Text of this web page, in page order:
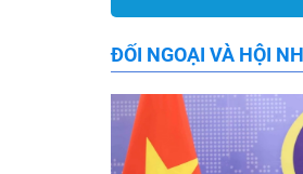
ĐỐI NGOẠI VÀ HỘI